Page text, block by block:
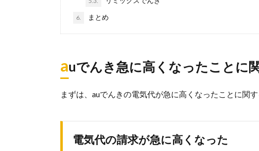
6. まとめ
auでんき急に高くなったことに
まずは、auでんきの電気代が急に高くなったことに関
電気代の請求が急に高くなった